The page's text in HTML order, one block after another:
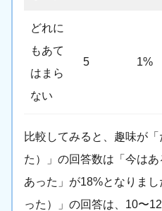
どれに
もあて
はまら
ない
5 1%
比較してみると、趣味が
た）」の回答数は「今は
あった」が18%となりま
った）」の回答は、10〜